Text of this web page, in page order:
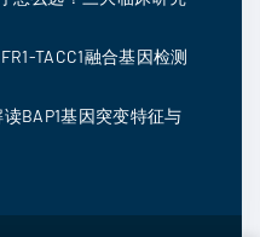
TACC1融合基因检测
BAP1基因突变特征与